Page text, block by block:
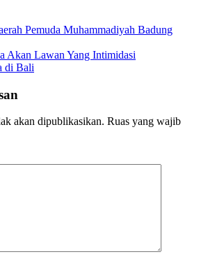
Pemuda Muhammadiyah Badung
Akan Lawan Yang Intimidasi
di Bali
akan dipublikasikan. Ruas yang wajib